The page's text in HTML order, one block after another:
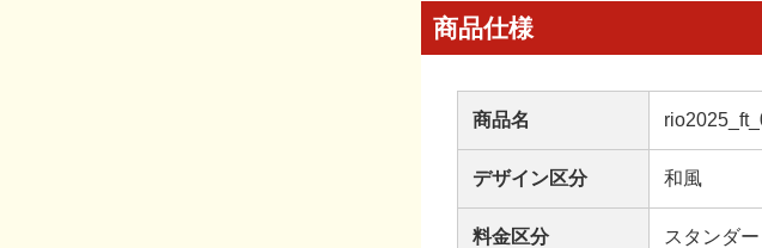
商品仕様
商品名
デザイン区分 和風
料金区分 スタンダー